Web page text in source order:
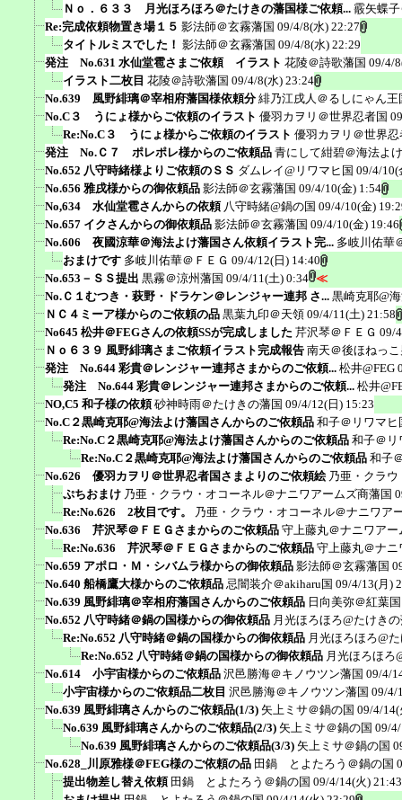
Ｎｏ．６３３ 月光ほろほろ＠たけきの藩国様ご依頼... 霰矢蝶
Re:完成依頼物置き場１５ 影法師＠玄霧藩国 09/4/8(水) 22:27
タイトルミスでした！ 影法師＠玄霧藩国 09/4/8(水) 22:29
発注 No.631 水仙堂雹さまご依頼 イラスト 花陵＠詩歌藩国 09/4/
イラスト二枚目 花陵＠詩歌藩国 09/4/8(水) 23:24
No.639 風野緋璃＠宰相府藩国様依頼分 緋乃江戌人＠るしにゃん王
No.C３ うにょ様からご依頼のイラスト 優羽カヲリ＠世界忍者国
Re:No.C３ うにょ様からご依頼のイラスト 優羽カヲリ＠世界忍
発注 No.Ｃ７ ポレポレ様からのご依頼品 青にして紺碧＠海法よ
No.652 八守時緒様よりご依頼のＳＳ ダムレイ@リワマヒ国 09/4/10(
No.656 雅戌様からの御依頼品 影法師＠玄霧藩国 09/4/10(金) 1:54
No,634 水仙堂雹さんからの依頼 八守時緒@鍋の国 09/4/10(金)
No.657 イクさんからの御依頼品 影法師＠玄霧藩国 09/4/10(金) 19:46
No.606 夜國涼華＠海法よけ藩国さん依頼イラスト完... 多岐川佑華
おまけです 多岐川佑華＠ＦＥＧ 09/4/12(日) 14:40
No.653－ＳＳ提出 黒霧＠涼州藩国 09/4/11(土) 0:34 ≪
No.Ｃ１むつき・萩野・ドラケン＠レンジャー連邦 さ... 黒崎克耶@
ＮＣ４ミーア様からのご依頼の品 黒葉九印＠天領 09/4/11(土) 21:58
No645 松井＠FEGさんの依頼SSが完成しました 芹沢琴＠ＦＥＧ 09/
Ｎｏ６３９ 風野緋璃さまご依頼イラスト完成報告 南天＠後ほねっ
発注 No.644 彩貴＠レンジャー連邦さまからのご依頼... 松井@FEG
発注 No.644 彩貴＠レンジャー連邦さまからのご依頼... 松井
NO,C5 和子様の依頼 砂神時雨＠たけきの藩国 09/4/12(日) 15:23
No.C２黒崎克耶@海法よけ藩国さんからのご依頼品 和子＠リワマヒ
Re:No.C２黒崎克耶@海法よけ藩国さんからのご依頼品 和子＠リ
Re:No.C２黒崎克耶@海法よけ藩国さんからのご依頼品 和子
No.626 優羽カヲリ＠世界忍者国さまよりのご依頼絵 乃亜・クラ
ぷちおまけ 乃亜・クラウ・オコーネル＠ナニワアームズ商藩国
Re:No.626 2枚目です。
乃亜・クラウ・オコーネル＠ナニワア
No.636 芹沢琴＠ＦＥＧさまからのご依頼品 守上藤丸＠ナニワアー
Re:No.636 芹沢琴＠ＦＥＧさまからのご依頼品 守上藤丸＠ナ
No.659 アポロ・Ｍ・シバムラ様からの御依頼品 影法師＠玄霧藩国
No.640 船橋鷹大様からのご依頼品 忌闇装介＠akiharu国 09/4/13(月)
No.639 風野緋璃＠宰相府藩国さんからのご依頼品 日向美弥＠紅葉国
No.652 八守時緒＠鍋の国様からの御依頼品 月光ほろほろ@たけき
Re:No.652 八守時緒＠鍋の国様からの御依頼品 月光ほろほろ@
Re:No.652 八守時緒＠鍋の国様からの御依頼品 月光ほろほろ
No.614 小宇宙様からのご依頼品 沢邑勝海＠キノウツン藩国 09/4/
小宇宙様からのご依頼品二枚目 沢邑勝海＠キノウツン藩国 09/4/
No.639 風野緋璃さんからのご依頼品(1/3) 矢上ミサ＠鍋の国 09/4/14(
No.639 風野緋璃さんからのご依頼品(2/3) 矢上ミサ＠鍋の国 09/
No.639 風野緋璃さんからのご依頼品(3/3) 矢上ミサ＠鍋の国
No.628_川原雅様＠FEG様のご依頼の品 田鍋 とよたろう＠鍋の国
提出物差し替え依頼 田鍋 とよたろう＠鍋の国 09/4/14(火) 21:43